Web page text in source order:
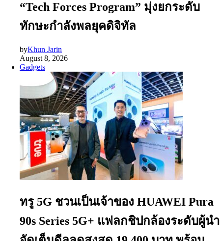
“Tech Forces Program” มุ่งยกระดับ
ทักษะกำลังพลยุคดิจิทัล
byKhun Jarin
August 8, 2026
Gadgets
ทรู 5G ชวนเป็นเจ้าของ HUAWEI Pura
90s Series 5G+ แฟลกชิปกล้องระดับผู้นำ